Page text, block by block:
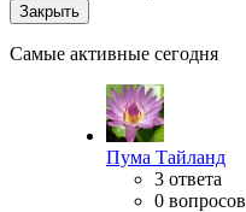
Закрыть
Самые активные сегодня
Пума Тайланд
3 ответа
0 вопросов